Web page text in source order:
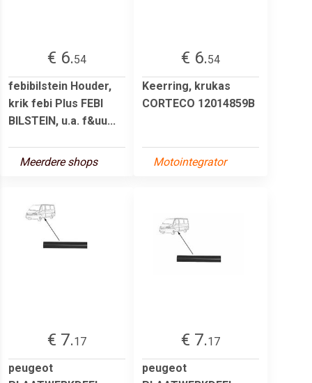
€ 6.54
febibilstein Houder,
krik febi Plus FEBI
BILSTEIN, u.a. f&uu...
Meerdere shops
€ 6.54
Keerring, krukas
CORTECO 12014859B
Motointegrator
€ 7.17
peugeot
€ 7.17
peugeot